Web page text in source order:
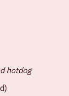
hotdog